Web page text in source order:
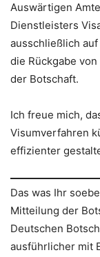
Auswärtigen
Dienstleisters
ausschließlich
die Rückgabe
der Botschaft.
Ich freue mich,
Visumverfahren
effizienter
Das was Ihr
Mitteilung der
Deutschen
ausführlicher mit